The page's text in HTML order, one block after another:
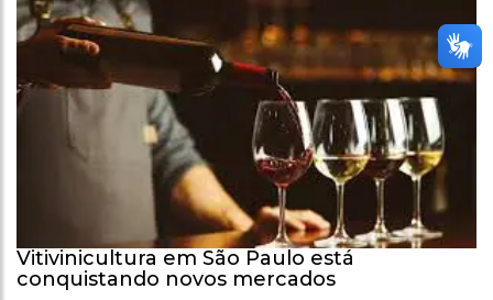
Vitivinicultura em São Paulo está
conquistando novos mercados